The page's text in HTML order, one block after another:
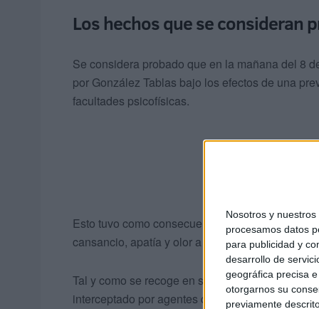
Nosotros y nuestros
procesamos datos
para publicidad y
desarrollo de
geográfica precisa
otorgarnos su
previamente
Los hechos que se consideran
Se considera probado que en la mañana del 8
por González Tablas bajo los efectos de una
facultades psicofísicas.
Esto tuvo como consecuencia la merma en
cansancio, apatía y olor a alcohol, entre otros.
Tal y como se recoge en sentencia, a cuyo
interceptado por agentes de la Policía